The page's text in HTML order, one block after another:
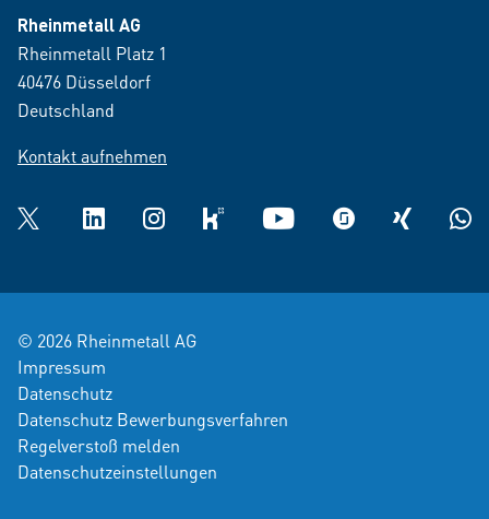
Rheinmetall AG
Rheinmetall Platz 1
40476 Düsseldorf
Deutschland
Kontakt aufnehmen
Twitter LinkedInInstagramkununu YouTube glassdoorXING
© 2026 Rheinmetall AG
Impressum
Datenschutz
Datenschutz Bewerbungsverfahren
Regelverstoß melden
Datenschutzeinstellungen